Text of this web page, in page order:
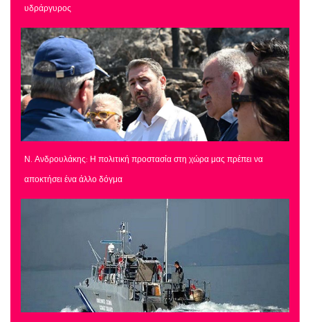
υδράργυρος
Ν. Ανδρουλάκης: Η πολιτική προστασία στη χώρα μας πρέπει να
αποκτήσει ένα άλλο δόγμα